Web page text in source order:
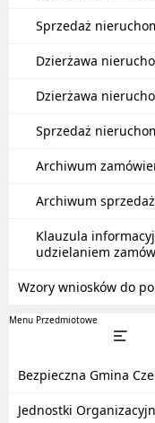
Sprzedaż
Dzierżawa
Dzierżawa
Sprzedaż
Archiwum
Archiwum
Klauzula
udzielaniem
Wzory wniosków do
Menu Przedmiotowe
Bezpieczna Gmina
Jednostki